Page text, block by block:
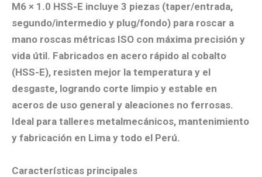
M6 × 1.0 HSS-E incluye 3 piezas (taper/entrada,
segundo/intermedio y plug/fondo) para roscar a
mano roscas métricas ISO con máxima precisión y
vida útil. Fabricados en acero rápido al cobalto
(HSS-E), resisten mejor la temperatura y el
desgaste, logrando corte limpio y estable en
aceros de uso general y aleaciones no ferrosas.
Ideal para talleres metalmecánicos, mantenimiento
y fabricación en Lima y todo el Perú.
Características principales